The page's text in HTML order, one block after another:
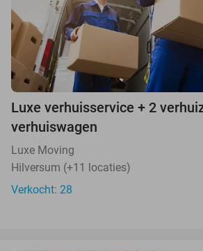
Luxe verhuisservice + 2
verhuiswagen
Luxe Moving
Hilversum (+11 locaties)
Verkocht: 28